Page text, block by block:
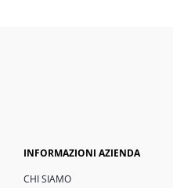
INFORMAZIONI AZIENDA
CHI SIAMO